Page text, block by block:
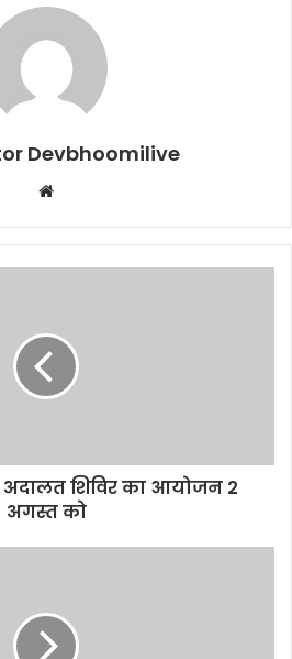
Devbhoomilive
Website
शिविर का आयोजन 2
अगस्त को